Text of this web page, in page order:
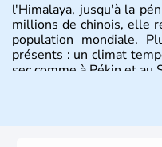
l'Himalaya, jusqu'à la
millions de chinois, elle
population mondiale.
présents : un climat
sec comme à Pékin et au